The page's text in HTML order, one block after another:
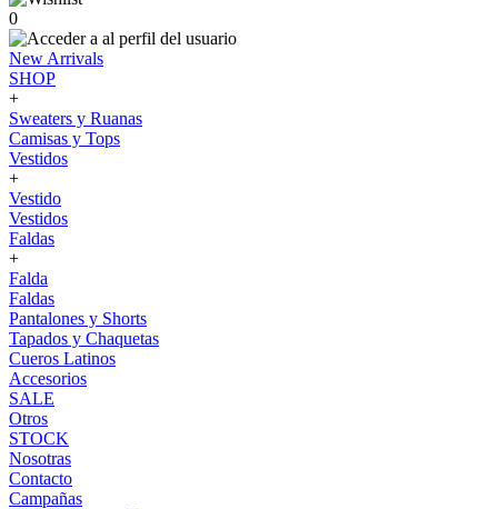
0
New Arrivals
SHOP
+
Sweaters y Ruanas
Camisas y Tops
Vestidos
+
Vestido
Vestidos
Faldas
+
Falda
Faldas
Pantalones y Shorts
Tapados y Chaquetas
Cueros Latinos
Accesorios
SALE
Otros
STOCK
Nosotras
Contacto
Campañas